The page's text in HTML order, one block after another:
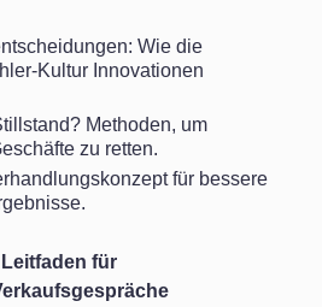
Wie die
Kultur Innovationen
Methoden, um
zu retten.
für bessere
für